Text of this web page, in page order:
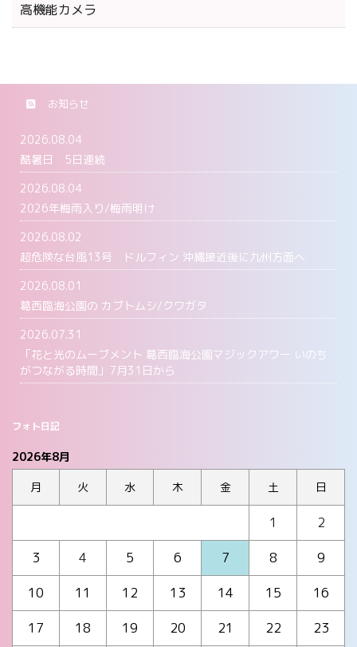
高機能カメラ
お知らせ
2026.08.04
酷暑日 5日連続
2026.08.04
2026年梅雨入り/梅雨明け
2026.08.02
超危険な台風13号 ドルフィン 沖縄接近後に九州方面へ
2026.08.01
葛西臨海公園の カブトムシ/クワガタ
2026.07.31
「花と光のムーブメント 葛西臨海公園マジックアワー いのち
がつながる時間」7月31日から
フォト日記
2026年8月
月
火 水 木 金 土 日
1
2
3
4 5 6 7 8
9
10
11 12 13 14 15
16
17
18 19 20 21 22
23